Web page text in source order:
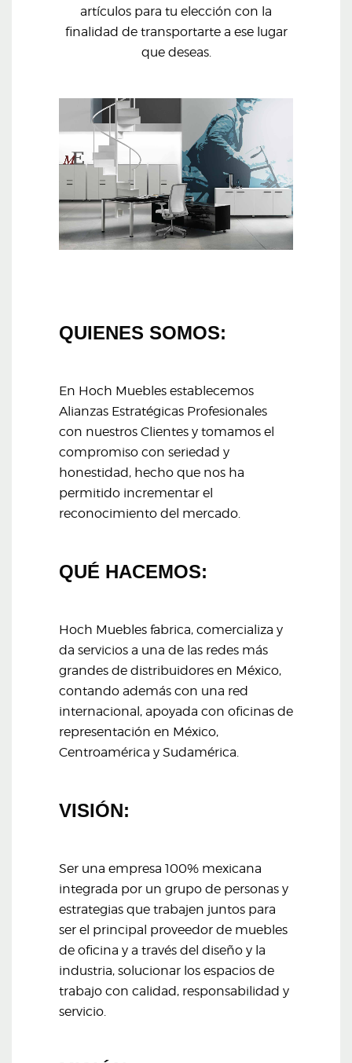
artículos para tu elección con la
finalidad de transportarte a ese lugar
que deseas.
QUIENES SOMOS:
En Hoch Muebles establecemos
Alianzas Estratégicas Profesionales
con nuestros Clientes y tomamos el
compromiso con seriedad y
honestidad, hecho que nos ha
permitido incrementar el
reconocimiento del mercado.
QUÉ HACEMOS:
Hoch Muebles fabrica, comercializa y
da servicios a una de las redes más
grandes de distribuidores en México,
contando además con una red
internacional, apoyada con oficinas de
representación en México,
Centroamérica y Sudamérica.
VISIÓN:
Ser una empresa 100% mexicana
integrada por un grupo de personas y
estrategias que trabajen juntos para
ser el principal proveedor de muebles
de oficina y a través del diseño y la
industria, solucionar los espacios de
trabajo con calidad, responsabilidad y
servicio.